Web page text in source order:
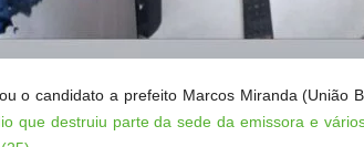
o candidato a prefeito Marcos Miranda (União
que destruiu parte da sede da emissora e